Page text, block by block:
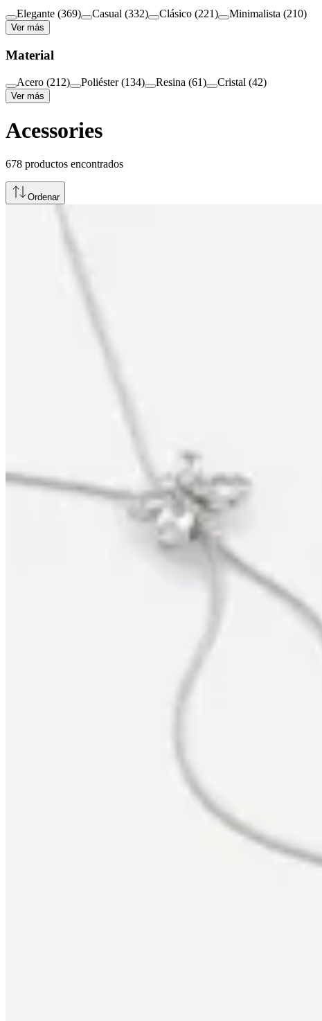
Elegante (369) Casual (332) Clásico (221) Minimalista (210)
Ver más
Material
Acero (212) Poliéster (134) Resina (61) Cristal (42)
Ver más
Acessories
678 productos encontrados
Ordenar